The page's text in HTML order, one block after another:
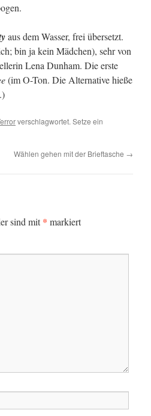
aus dem Wasser, frei übersetzt.
bin ja kein Mädchen), sehr von
Lena Dunham. Die erste
(im O-Ton. Die Alternative hieße
verschlagwortet. Setze ein
Wählen gehen mit der Brieftasche →
sind mit* markiert